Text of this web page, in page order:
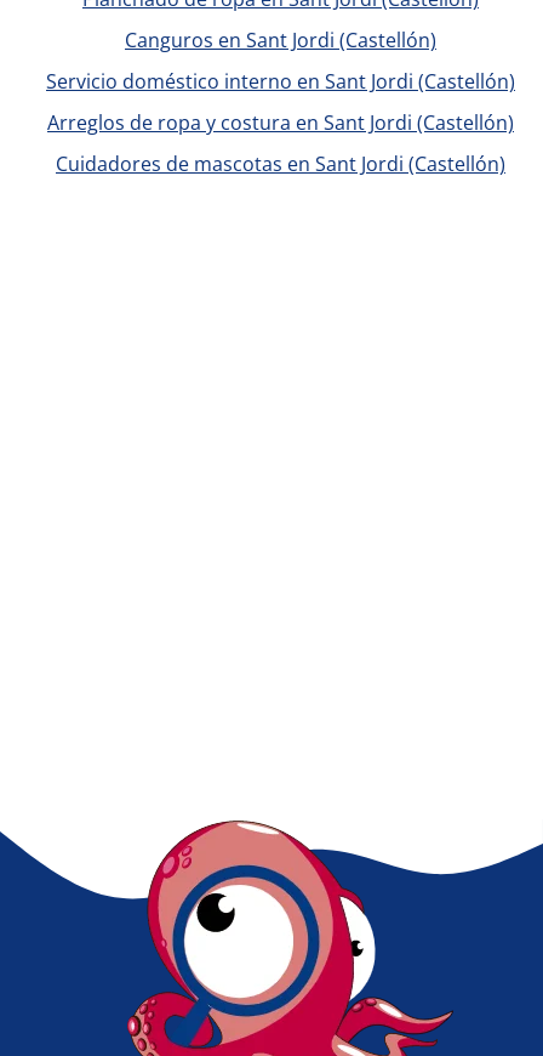
Canguros en Sant Jordi (Castellón)
Servicio doméstico interno en Sant Jordi (Castellón)
Arreglos de ropa y costura en Sant Jordi (Castellón)
Cuidadores de mascotas en Sant Jordi (Castellón)